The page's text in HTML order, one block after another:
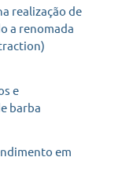
realização de
a renomada
e
barba
em